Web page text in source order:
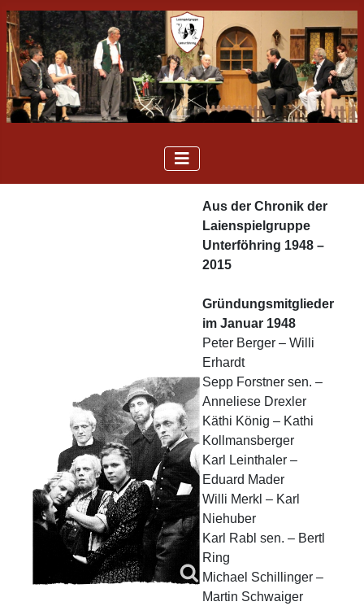
Aus der Chronik der
Laienspielgruppe
Unterföhring 1948 –
2015
Gründungsmitglieder
im Januar 1948
Peter Berger – Willi
Erhardt
Sepp Forstner sen. –
Anneliese Drexler
Käthi König – Kathi
Kollmansberger
Karl Leinthaler –
Eduard Mader
Willi Merkl – Karl
Niehuber
Karl Rabl sen. – Bertl
Ring
Michael Schillinger –
Martin Schwaiger